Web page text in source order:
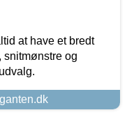
at have et bredt
snitmønstre og